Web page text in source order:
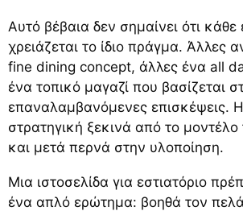
Αυτό βέβαια δεν σημαίνει ότι κάθε
χρειάζεται το ίδιο πράγμα. Άλλες
fine dining concept, άλλες ένα all
ένα τοπικό μαγαζί που βασίζεται
επαναλαμβανόμενες επισκέψεις.
στρατηγική ξεκινά από το μοντέλο
και μετά περνά στην υλοποίηση.
Μια ιστοσελίδα για εστιατόριο
ένα απλό ερώτημα: βοηθά τον